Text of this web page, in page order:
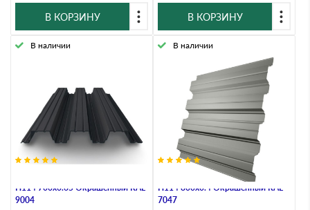
В КОРЗИНУ
В КОРЗИНУ
Н114 700х0.65 Окрашенный RAL
9004
В наличии
Профнастил Профлист-Металл
Н114 800х0.4 Окрашенный RAL
7047
В наличии